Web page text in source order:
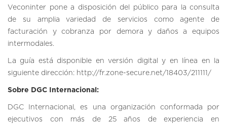
Veconinter pone a disposición del público para la consulta
de su amplia variedad de servicios como agente de
facturación y cobranza por demora y daños a equipos
intermodales.
La guía está disponible en versión digital y en línea en la
siguiente dirección: http://fr.zone-secure.net/18403/211111/
Sobre DGC Internacional:
DGC Internacional, es una organización conformada por
ejecutivos con más de 25 años de experiencia en